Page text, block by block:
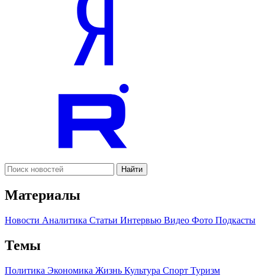
Найти
Материалы
Новости Аналитика Статьи Интервью Видео Фото Подкасты
Темы
Политика Экономика Жизнь Культура Спорт Туризм